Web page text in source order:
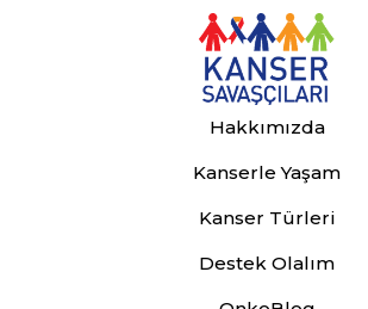
Hakkımızda
Kanserle Yaşam
Kanser Türleri
Destek Olalım